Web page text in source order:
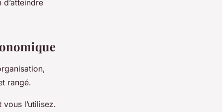
rangé.
l’utilisez.